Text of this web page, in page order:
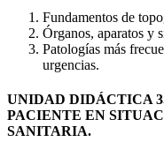
Fundamentos de
Órganos, aparatos y
Patologías más
urgencias.
UNIDAD DIDÁCTICA
PACIENTE EN
SANITARIA.